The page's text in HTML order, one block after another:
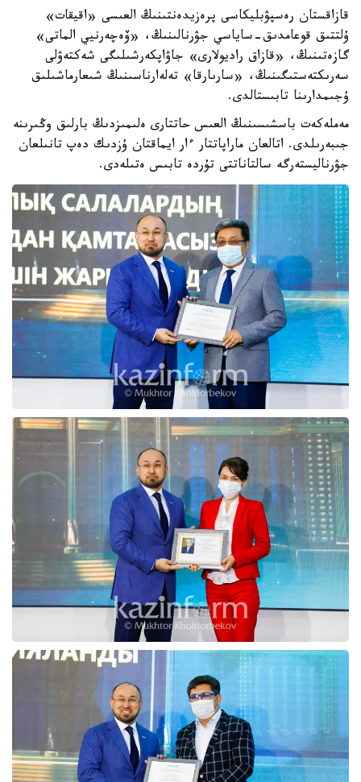
قازاقستان رەسپۋبليكاسى پرەزيدەنتىنىڭ العىسى «اقيقات»
ۇلتتىق قوعامدىق-ساياسي جۋرنالىنىڭ، «ۆەچەرنيي الماتى»
گازەتىنىڭ، «قازاق راديولارى» جاۋاپكەرشىلىگى شەكتەۋلى
سەرىكتەستىگىنىڭ، «سارىارقا» تەلەارناسىنىڭ شىعارماشىلىق
ۇجىمدارىنا تابىستالدى.
مەملەكەت باسشىسىنىڭ العىس حاتتارى ەلىمىزدىڭ بارلىق وڭىرىنە
جىبەرىلدى. اتالعان ماراپاتتار ءار ايماقتان ۇزدىك دەپ تانىلعان
جۋرناليستەرگە سالتاناتتى تۇردە تابىس ەتىلەدى.